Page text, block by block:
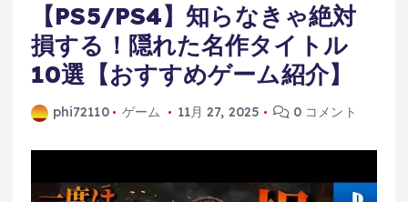
【PS5/PS4】知らなきゃ絶対
損する！隠れた名作タイトル
10選【おすすめゲーム紹介】
phi72110 ゲーム 11月 27, 2025 0 コメント